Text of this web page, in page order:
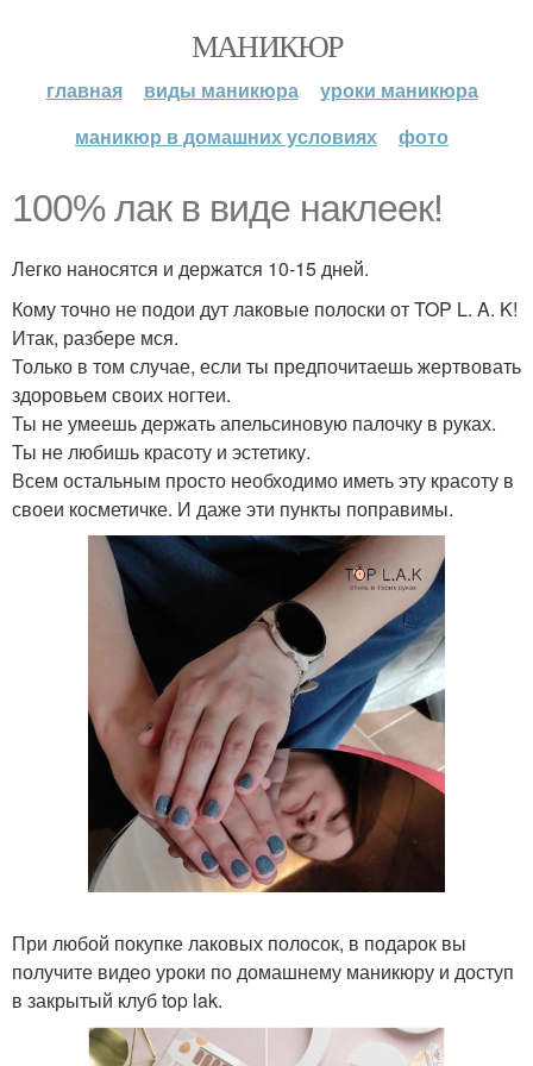
МАНИКЮР
главная виды маникюра
уроки маникюра
маникюр в домашних условиях
фото
100% лак в виде наклеек!
Легко наносятся и держатся 10-15 дней.
Кому точно не подои дут лаковые полоски от TOP L. A. K!
Итак, разбере мся.
Только в том случае, если ты предпочитаешь жертвовать
здоровьем своих ногтеи.
Ты не умеешь держать апельсиновую палочку в руках.
Ты не любишь красоту и эстетику.
Всем остальным просто необходимо иметь эту красоту в
своеи косметичке. И даже эти пункты поправимы.
При любой покупке лаковых полосок, в подарок вы
получите видео уроки по домашнему маникюру и доступ
в закрытый клуб top lak.